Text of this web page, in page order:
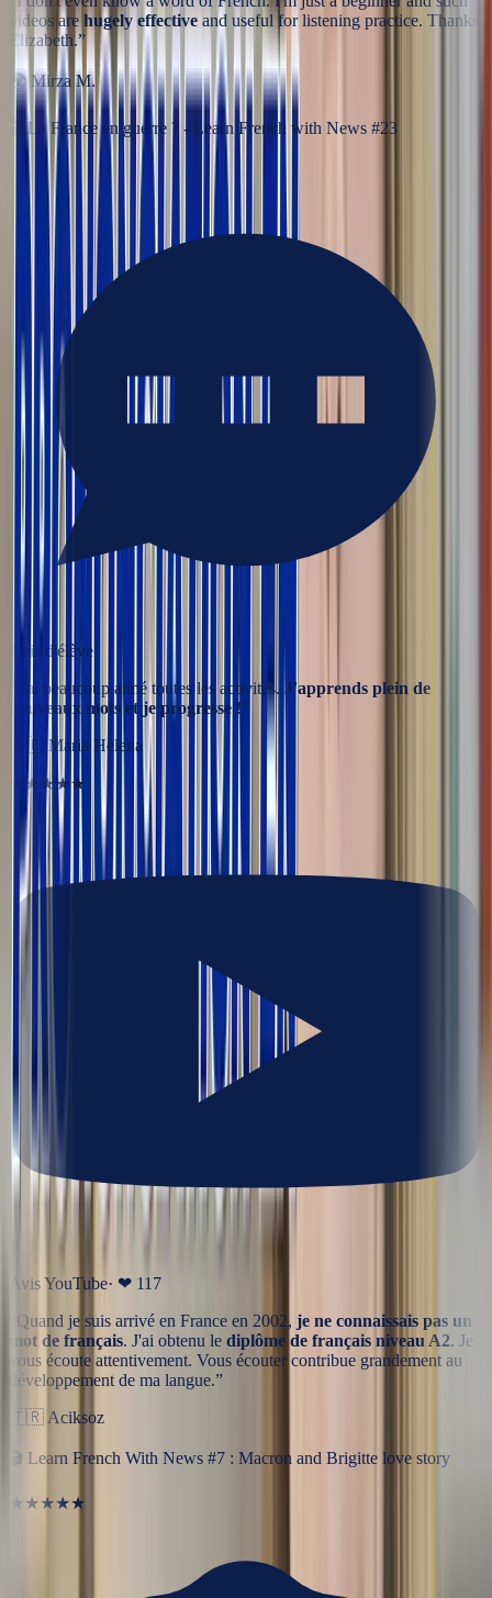
videos arehugely effective and useful for listening practice. Thanks
Elizabeth.”
🌍 Mirza M.
🎬La France en guerre ? - Learn French with News #23
Avis d'élève
J'ai beaucoup aimé toutes les activités. J'apprends plein de
nouveaux mots et je progresse !”
🇧🇷 Maria Helena
★★★★★
Avis YouTube· ❤ 117
Quand je suis arrivé en France en 2002, je ne connaissais pas un
mot de français. J'ai obtenu le diplôme de français niveau A2. Je
vous écoute attentivement. Vous écouter contribue grandement au
développement de ma langue.”
🇹🇷 Aciksoz
🎬 Learn French With News #7 : Macron and Brigitte love story
★★★★★